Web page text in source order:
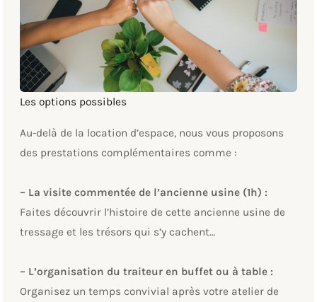
Les options possibles
Au-delà de la location d’espace, nous vous proposons
des prestations complémentaires comme :
– La visite commentée de l’ancienne usine (1h) :
Faites découvrir l’histoire de cette ancienne usine de
tressage et les trésors qui s’y cachent…
– L’organisation du traiteur en buffet ou à table :
Organisez un temps convivial après votre atelier de